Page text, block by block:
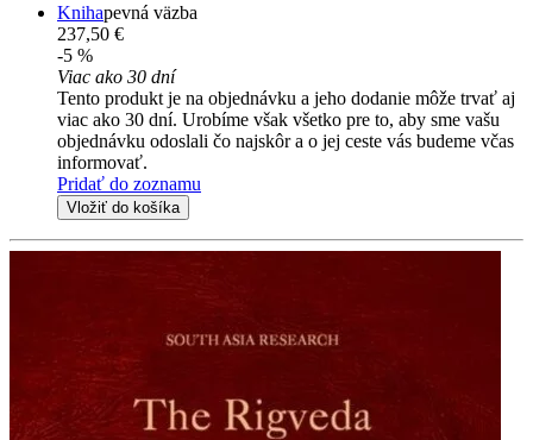
Knihapevná väzba
237,50 €
-5 %
Viac ako 30 dní
Tento produkt je na objednávku a jeho dodanie môže trvať aj
viac ako 30 dní. Urobíme však všetko pre to, aby sme vašu
objednávku odoslali čo najskôr a o jej ceste vás budeme včas
informovať.
Pridať do zoznamu
Vložiť do košíka